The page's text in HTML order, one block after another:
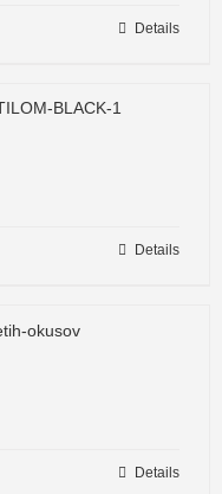
Details
Details
Details